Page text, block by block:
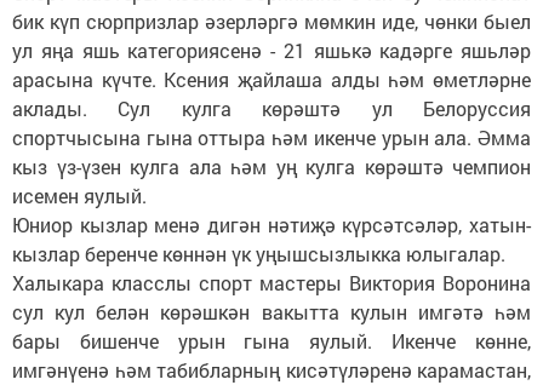
бик күп сюрпризлар әзерләргә мөмкин иде, чөнки быел
ул яңа яшь категориясенә - 21 яшькә кадәрге яшьләр
арасына күчте. Ксения җайлаша алды һәм өметләрне
аклады. Сул кулга көрәштә ул Белоруссия
спортчысына гына оттыра һәм икенче урын ала. Әмма
кыз үз-үзен кулга ала һәм уң кулга көрәштә чемпион
исемен яулый.
Юниор кызлар менә дигән нәтиҗә күрсәтсәләр, хатын-
кызлар беренче көннән үк уңышсызлыкка юлыгалар.
Халыкара класслы спорт мастеры Виктория Воронина
сул кул белән көрәшкән вакытта кулын имгәтә һәм
бары бишенче урын гына яулый. Икенче көнне,
имгәнүенә һәм табибларның кисәтүләренә карамастан,